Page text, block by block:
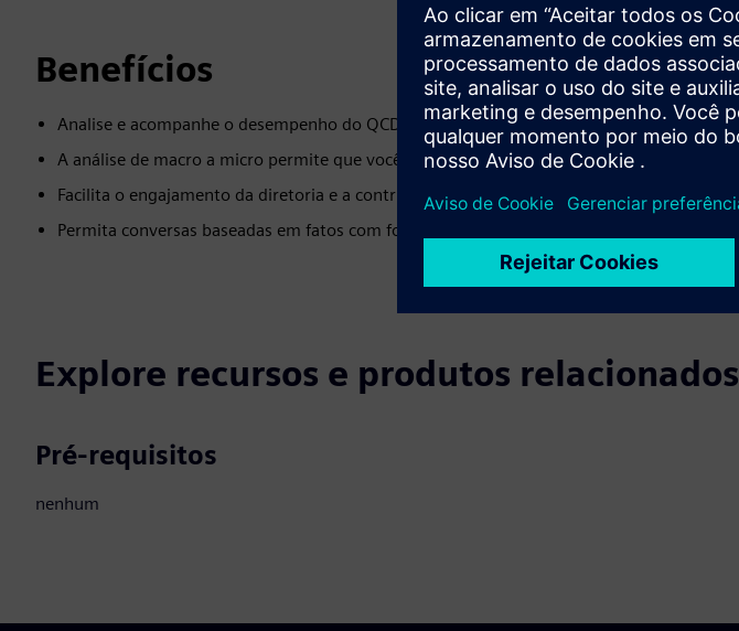
Benefícios
Analise e acompanhe o desempenho do QCD em toda a empresa.
A análise de macro a micro permite que você chegue à causa raiz.
Facilita o engajamento da diretoria e a contribuição para a direção estratégica.
Permita conversas baseadas em fatos com fornecedores sobre áreas de melhoria.
Explore recursos e produtos relacionados
Pré-requisitos
nenhum